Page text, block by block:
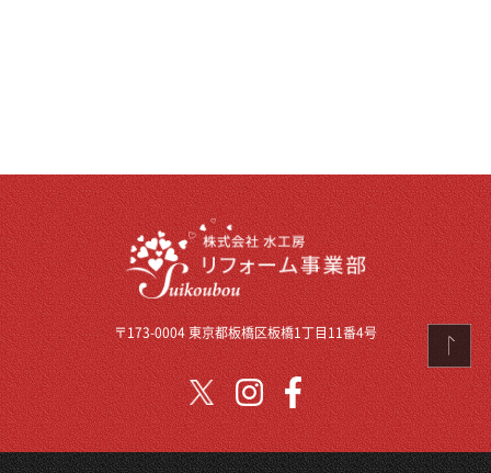
〒173-0004 東京都板橋区板橋1丁目11番4号